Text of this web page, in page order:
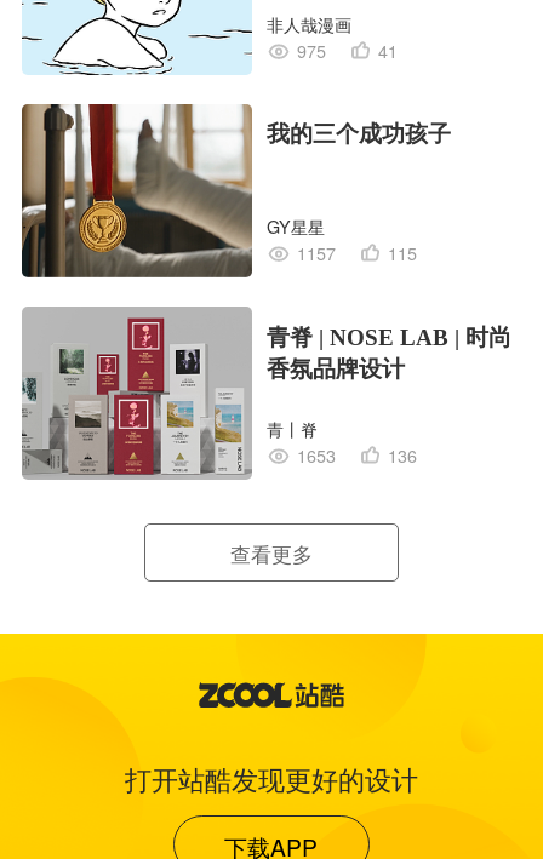
非人哉漫画
975
41
我的三个成功孩子
GY星星
1157
115
青脊 | NOSE LAB | 时尚
香氛品牌设计
青丨脊
1653
136
查看更多
打开站酷发现更好的设计
下载APP